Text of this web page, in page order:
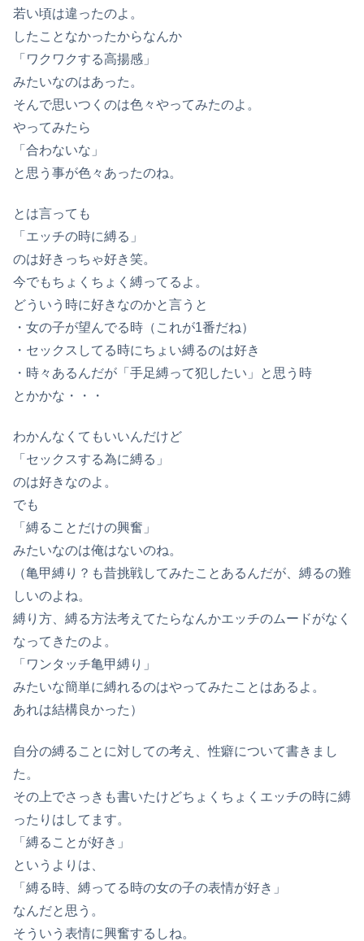
若い頃は違ったのよ。
したことなかったからなんか
「ワクワクする高揚感」
みたいなのはあった。
そんで思いつくのは色々やってみたのよ。
やってみたら
「合わないな」
と思う事が色々あったのね。
とは言っても
「エッチの時に縛る」
のは好きっちゃ好き笑。
今でもちょくちょく縛ってるよ。
どういう時に好きなのかと言うと
・女の子が望んでる時（これが1番だね）
・セックスしてる時にちょい縛るのは好き
・時々あるんだが「手足縛って犯したい」と思う時
とかかな・・・
わかんなくてもいいんだけど
「セックスする為に縛る」
のは好きなのよ。
でも
「縛ることだけの興奮」
みたいなのは俺はないのね。
（亀甲縛り？も昔挑戦してみたことあるんだが、縛るの難
しいのよね。
縛り方、縛る方法考えてたらなんかエッチのムードがなく
なってきたのよ。
「ワンタッチ亀甲縛り」
みたいな簡単に縛れるのはやってみたことはあるよ。
あれは結構良かった）
自分の縛ることに対しての考え、性癖について書きまし
た。
その上でさっきも書いたけどちょくちょくエッチの時に縛
ったりはしてます。
「縛ることが好き」
というよりは、
「縛る時、縛ってる時の女の子の表情が好き」
なんだと思う。
そういう表情に興奮するしね。